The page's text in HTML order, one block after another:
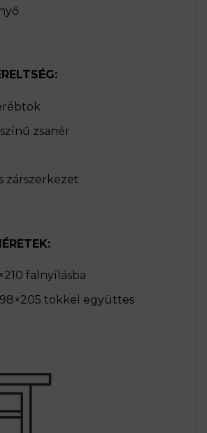
zsanér
zárszerkezet
falnyílásba
98×205 tokkel együttes